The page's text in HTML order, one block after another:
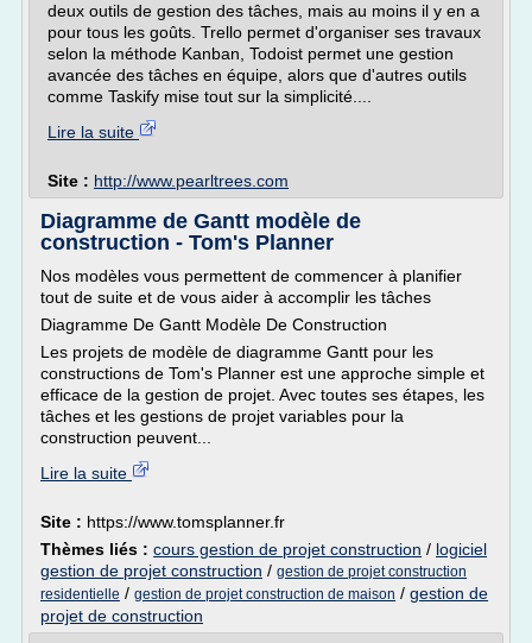
deux outils de gestion des tâches, mais au moins il y en a
pour tous les goûts. Trello permet d'organiser ses travaux
selon la méthode Kanban, Todoist permet une gestion
avancée des tâches en équipe, alors que d'autres outils
comme Taskify mise tout sur la simplicité....
Lire la suite
Site : http://www.pearltrees.com
Diagramme de Gantt modèle de
construction - Tom's Planner
Nos modèles vous permettent de commencer à planifier
tout de suite et de vous aider à accomplir les tâches
Diagramme De Gantt Modèle De Construction
Les projets de modèle de diagramme Gantt pour les
constructions de Tom's Planner est une approche simple et
efficace de la gestion de projet. Avec toutes ses étapes, les
tâches et les gestions de projet variables pour la
construction peuvent...
Lire la suite
Site : https://www.tomsplanner.fr
Thèmes liés : cours gestion de projet construction / logiciel
gestion de projet construction / gestion de projet construction
residentielle / gestion de projet construction de maison / gestion de
projet de construction